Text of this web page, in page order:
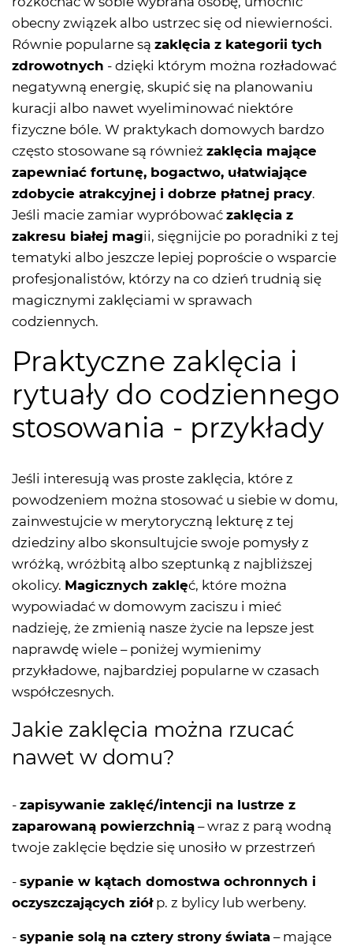
obecny związek albo ustrzec się od niewierności.
Równie popularne są zaklęcia z kategorii tych
zdrowotnych - dzięki którym można rozładować
negatywną energię, skupić się na planowaniu
kuracji albo nawet wyeliminować niektóre
fizyczne bóle. W praktykach domowych bardzo
często stosowane są również zaklęcia mające
zapewniać fortunę, bogactwo, ułatwiające
zdobycie atrakcyjnej i dobrze płatnej pracy.
Jeśli macie zamiar wypróbować zaklęcia z
zakresu białej magii, sięgnijcie po poradniki z tej
tematyki albo jeszcze lepiej poproście o wsparcie
profesjonalistów, którzy na co dzień trudnią się
magicznymi zaklęciami w sprawach
codziennych.
Praktyczne zaklęcia i
rytuały do codziennego
stosowania - przykłady
Jeśli interesują was proste zaklęcia, które z
powodzeniem można stosować u siebie w domu,
zainwestujcie w merytoryczną lekturę z tej
dziedziny albo skonsultujcie swoje pomysły z
wróżką, wróżbitą albo szeptunką z najbliższej
okolicy. Magicznych zaklęć, które można
wypowiadać w domowym zaciszu i mieć
nadzieję, że zmienią nasze życie na lepsze jest
naprawdę wiele – poniżej wymienimy
przykładowe, najbardziej popularne w czasach
współczesnych.
Jakie zaklęcia można rzucać
nawet w domu?
- zapisywanie zaklęć/intencji na lustrze z
zaparowaną powierzchnią – wraz z parą wodną
twoje zaklęcie będzie się unosiło w przestrzeń
- sypanie w kątach domostwa ochronnych i
oczyszczających ziółp. z bylicy lub werbeny.
- sypanie solą na cztery strony świata – mające